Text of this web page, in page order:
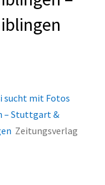
sucht mit Fotos
– Stuttgart &
Zeitungsverlag